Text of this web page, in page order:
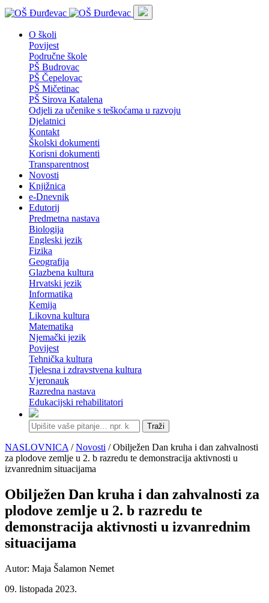
O školi
Povijest
Područne škole
PŠ Budrovac
PŠ Čepelovac
PŠ Mičetinac
PŠ Sirova Katalena
Odjeli za učenike s teškoćama u razvoju
Djelatnici
Kontakt
Školski dokumenti
Korisni dokumenti
Transparentnost
Novosti
Knjižnica
e-Dnevnik
Edutorij
Predmetna nastava
Biologija
Engleski jezik
Fizika
Geografija
Glazbena kultura
Hrvatski jezik
Informatika
Kemija
Likovna kultura
Matematika
Njemački jezik
Povijest
Tehnička kultura
Tjelesna i zdravstvena kultura
Vjeronauk
Razredna nastava
Edukacijski rehabilitatori
Traži
NASLOVNICA /Novosti / Obilježen Dan kruha i dan zahvalnosti
za plodove zemlje u 2. b razredu te demonstracija aktivnosti u
izvanrednim situacijama
Obilježen Dan kruha i dan zahvalnosti za
plodove zemlje u 2. b razredu te
demonstracija aktivnosti u izvanrednim
situacijama
Autor: Maja Šalamon Nemet
09. listopada 2023.